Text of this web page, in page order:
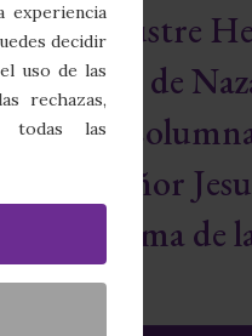
Real e Ilustre
Cofradía de
Sagrada
Señor
Santísima
experiencia
decidir
uso de las
rechazas,
todas las